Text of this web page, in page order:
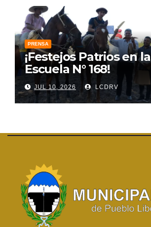
PRENSA
¡Festejos Patrios en la
Escuela N° 168!
JUL 10, 2026 LCDRV